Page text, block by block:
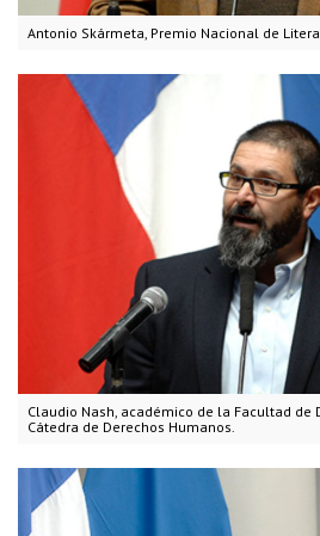
Antonio Skármeta, Premio Nacional de
Claudio Nash, académico de la Facultad de
Cátedra de Derechos Humanos.